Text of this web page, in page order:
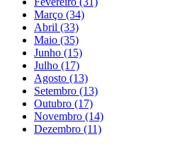
Março (34)
Abril (33)
Maio (35)
Junho (15)
Julho (17)
Agosto (13)
Setembro (13)
Outubro (17)
Novembro (14)
Dezembro (11)